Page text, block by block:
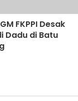
FKPPI Desak
Dadu di Batu